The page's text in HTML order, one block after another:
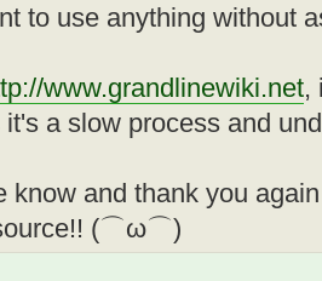
to use anything without
www.grandlinewiki.net,
a slow process and
know and thank you
(⌒ω⌒)